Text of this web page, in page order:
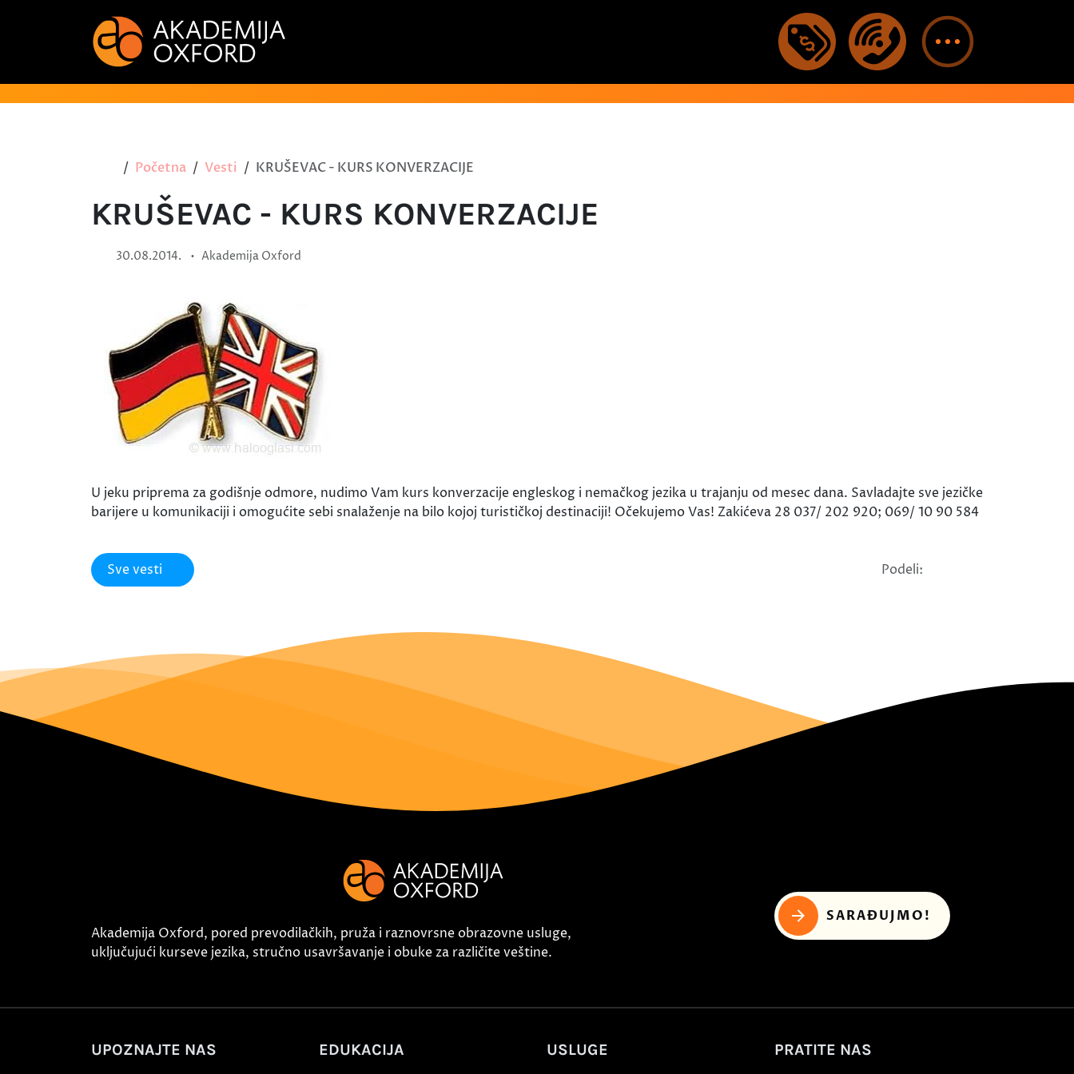
Početna Vesti KRUŠEVAC - KURS KONVERZACIJE
KRUŠEVAC - KURS KONVERZACIJE
30.08.2014. • Akademija Oxford
U jeku priprema za godišnje odmore, nudimo Vam kurs konverzacije engleskog i nemačkog jezika u trajanju od mesec dana. Savladajte sve jezičke
barijere u komunikaciji i omogućite sebi snalaženje na bilo kojoj turističkoj destinaciji! Očekujemo Vas! Zakićeva 28 037/ 202 920; 069/ 10 90 584
Sve vesti Podeli:
Akademija Oxford, pored prevodilačkih, pruža i raznovrsne obrazovne usluge,
uključujući kurseve jezika, stručno usavršavanje i obuke za različite veštine.
SARAĐUJMO!
UPOZNAJTE NAS EDUKACIJA USLUGE PRATITE NAS